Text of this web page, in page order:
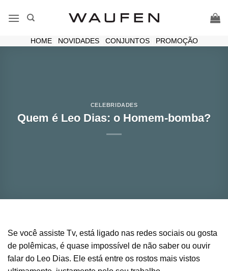
HOME| NOVIDADES| CONJUNTOS| PROMOÇÃO
CELEBRIDADES
Quem é Leo Dias: o Homem-bomba?
Se você assiste Tv, está ligado nas redes sociais ou gosta
de polêmicas, é quase impossível de não saber ou ouvir
falar do Leo Dias. Ele está entre os rostos mais vistos